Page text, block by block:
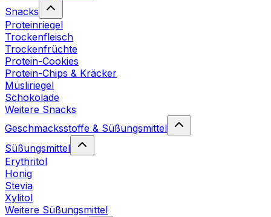
Snacks
Proteinriegel
Trockenfleisch
Trockenfrüchte
Protein-Cookies
Protein-Chips & Kräcker
Müsliriegel
Schokolade
Weitere Snacks
Geschmacksstoffe & Süßungsmittel
Süßungsmittel
Erythritol
Honig
Stevia
Xylitol
Weitere Süßungsmittel